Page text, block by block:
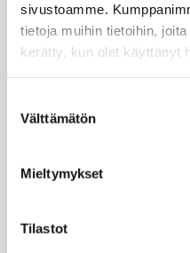
sivustoamme.
tietoja muihin tietoihin,
kerätty, kun olet käyttänyt
valinta
Välttämätön
Mieltymykset
Tilastot
TYÖELÄMÄOPAS
Työnhaku
KirVESTES 2025-2028,
Palkkaus